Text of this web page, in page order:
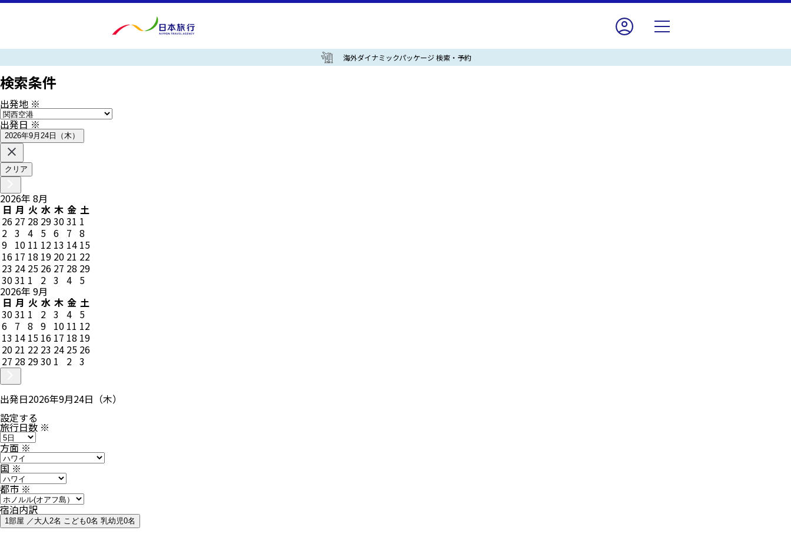
海外ダイナミックパッケージ 検索・予約
検索条件
出発地 ※
出発日※
2026年9月24日（木）
クリア
2026年 8月
日 月 火 水 木 金 土
26 27 28 293031 1
2 3 4 5 6 7 8
9 10 11 12 13 14 15
16 17 18 19 20 21 22
23 24 25 26 27 28 29
3031 1 2 3 4 5
2026年 9月
日 月 火 水 木 金 土
3031 1 2 3 4 5
6 7 8 9 10 11 12
13 14 15 16 17 18 19
20 21 22 23 24 25 26
27 28 2930 1 2 3
出発日2026年9月24日（木）
設定する
旅行日数 ※
方面※
国※
都市※
宿泊内訳
1部屋 ／大人2名 こども0名 乳幼児0名